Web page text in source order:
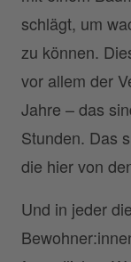
schlägt, um
zu können.
vor allem der
Jahre – das
Stunden. Das
die hier von
Und in jeder